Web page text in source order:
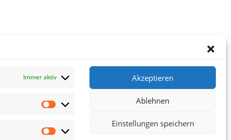
Immer aktiv
Vorlieben
Statistiken
Akzeptieren
Ablehnen
Einstellungen speichern